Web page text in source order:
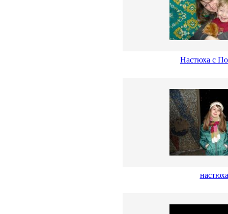
Настюха с
настюха